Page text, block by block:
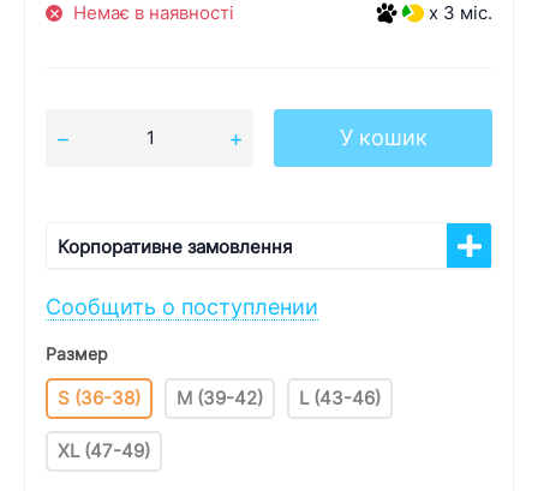
Немає в наявності x 3 міс.
У кошик
Корпоративне замовлення
Сообщить о поступлении
Размер
S (36-38) M (39-42) L (43-46)
XL (47-49)